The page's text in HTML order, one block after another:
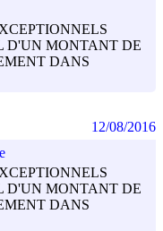
D'UN MONTANT DE
DANS
D'UN MONTANT DE
DANS
12/08/2016